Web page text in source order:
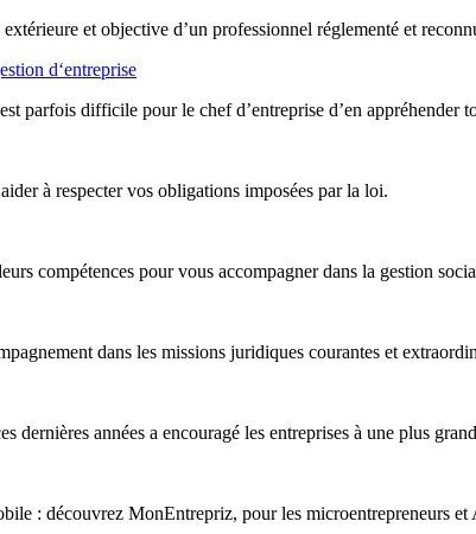
et objective d’un professionnel réglementé et
d‘entreprise
parfois difficile pour le chef d’entreprise d’en appréhender
à respecter vos obligations imposées par la loi.
compétences pour vous accompagner dans la gestion
dans les missions juridiques courantes et
dernières années a encouragé les entreprises à une plus
: découvrez MonEntrepriz, pour les microentrepreneurs